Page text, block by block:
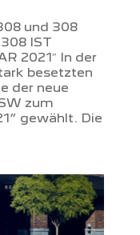
und 308
IST
2021″ In der
besetzten
der neue
zum
gewählt. Die